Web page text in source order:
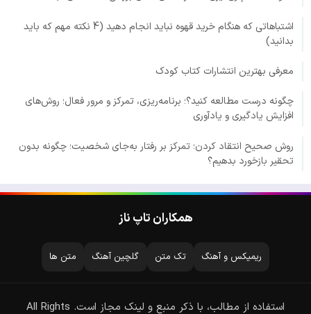
اشتباهاتی که هنگام خرید قهوه نباید انجام دهید (4 نکته مهم که باید
بدانید)
معرفی بهترین انتشارات کتاب کودک
چگونه درست مطالعه کنید؟؛ برنامه‌ریزی، تمرکز و مرور فعال؛ روش‌های
افزایش یادگیری و یادآوری
روش صحیح انتقاد کردن؛ تمرکز بر رفتار به‌جای شخصیت؛ چگونه بدون
تحقیر بازخورد بدهیم؟
همکاران تاپ ناز
ریمیکس و آهنگ تک متن گلچین آهنگ متن ها
استفاده از مطالب، با ذکر منبع و لینک مجاز است. All Rights